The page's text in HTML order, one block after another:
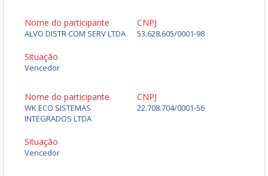
Nome do participante
ALVO DISTR COM SERV LTDA
CNPJ
53.628.605/0001-98
Situação
Vencedor
Nome do participante
WK ECO SISTEMAS
INTEGRADOS LTDA
CNPJ
22.708.704/0001-56
Situação
Vencedor